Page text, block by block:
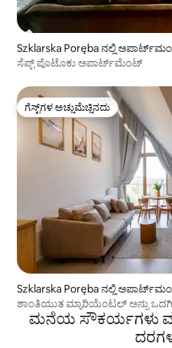
Szklarska Poręba ನಲ್ಲಿ
ಸೆಪ್ಟ್ ಪೊಟೊಕು ಅಪಾರ್ಟ್‌ಮೆಂಟ್
ಗೆಸ್ಟ್‌ಗಳ ಅಚ್ಚುಮೆಚ್ಚಿನದು
ಗೆಸ್ಟ್‌ಗಳ ಅಚ್ಚುಮೆಚ್ಚಿನದು
Szklarska Poręba ನಲ್ಲಿ
ಶಾಂತಿಯುತ ಮ್ಯಾರಿಯೆಂಟಲ್ ಅನ್ನು
ಮನೆಯ ಸೌಕರ್ಯಗಳು